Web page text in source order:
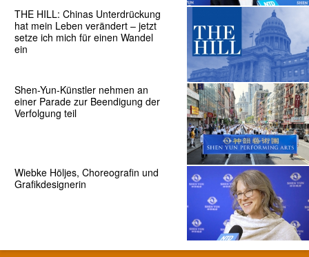
THE HILL: Chinas Unterdrückung
hat mein Leben verändert – jetzt
setze ich mich für einen Wandel
ein
Shen-Yun-Künstler nehmen an
einer Parade zur Beendigung der
Verfolgung teil
Wiebke Höljes, Choreografin und
Grafikdesignerin